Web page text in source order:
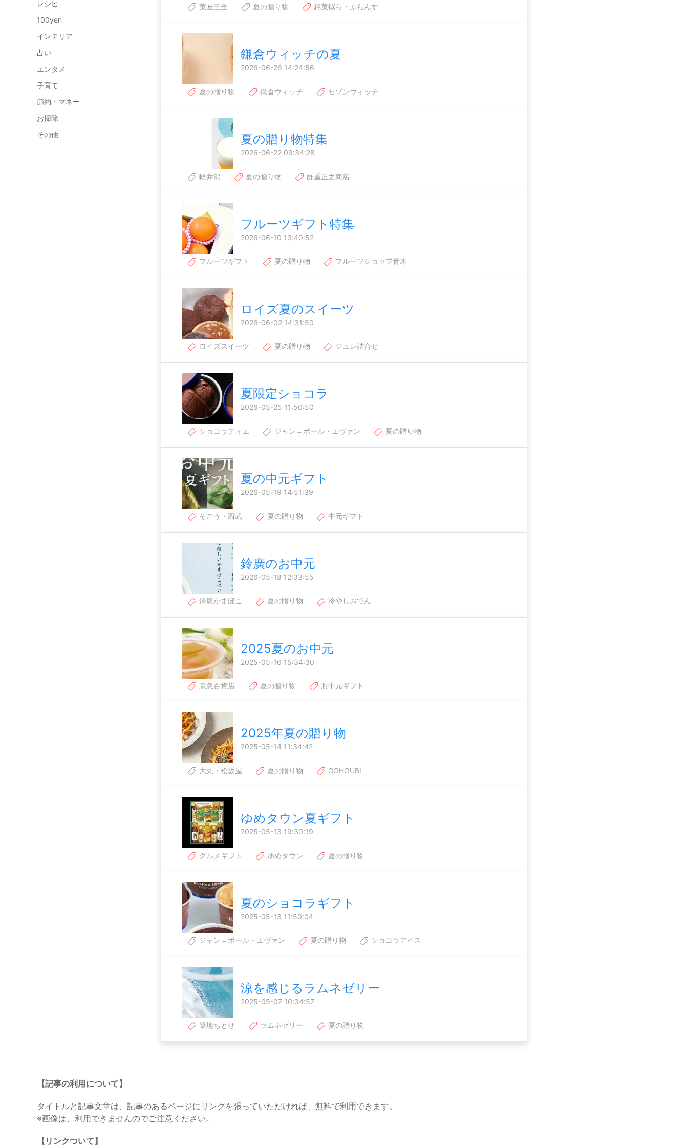
レシピ
100yen
インテリア
占い
エンタメ
子育て
節約・マネー
お掃除
その他
菓匠三全 夏の贈り物 銘菓撰ら・ふらんす
鎌倉ウィッチの夏
2026-06-26 14:24:56
夏の贈り物 鎌倉ウィッチ セゾンウィッチ
夏の贈り物特集
2026-06-22 09:34:28
軽井沢 夏の贈り物 酢重正之商店
フルーツギフト特集
2026-06-10 13:40:52
フルーツギフト 夏の贈り物 フルーツショップ青木
ロイズ夏のスイーツ
2026-06-02 14:31:50
ロイズスイーツ 夏の贈り物 ジュレ詰合せ
夏限定ショコラ
2026-05-25 11:50:50
ショコラティエ ジャン＝ポール・エヴァン 夏の贈り物
夏の中元ギフト
2026-05-19 14:51:39
そごう・西武 夏の贈り物 中元ギフト
鈴廣のお中元
2026-05-18 12:33:55
鈴廣かまぼこ 夏の贈り物 冷やしおでん
2025夏のお中元
2025-05-16 15:34:30
京急百貨店 夏の贈り物 お中元ギフト
2025年夏の贈り物
2025-05-14 11:34:42
大丸・松坂屋 夏の贈り物 GOHOUBI
ゆめタウン夏ギフト
2025-05-13 19:30:19
グルメギフト ゆめタウン 夏の贈り物
夏のショコラギフト
2025-05-13 11:50:04
ジャン＝ポール・エヴァン 夏の贈り物 ショコラアイス
涼を感じるラムネゼリー
2025-05-07 10:34:57
築地ちとせ ラムネゼリー 夏の贈り物
【記事の利用について】
タイトルと記事文章は、記事のあるページにリンクを張っていただければ、無料で利用できます。
※画像は、利用できませんのでご注意ください。
【リンクついて】